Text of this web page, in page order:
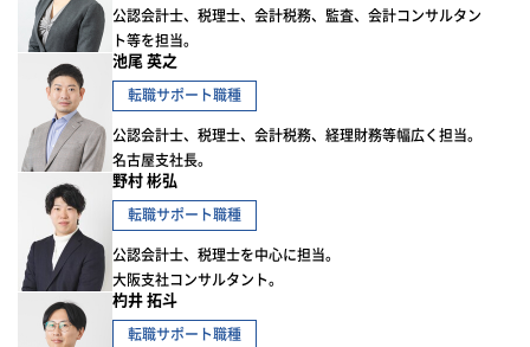
公認会計士、税理士、会計税務、監査、会計コンサルタン
ト等を担当。
池尾 英之
転職サポート職種
公認会計士、税理士、会計税務、経理財務等幅広く担当。
名古屋支社長。
野村 彬弘
転職サポート職種
公認会計士、税理士を中心に担当。
大阪支社コンサルタント。
杓井 拓斗
転職サポート職種